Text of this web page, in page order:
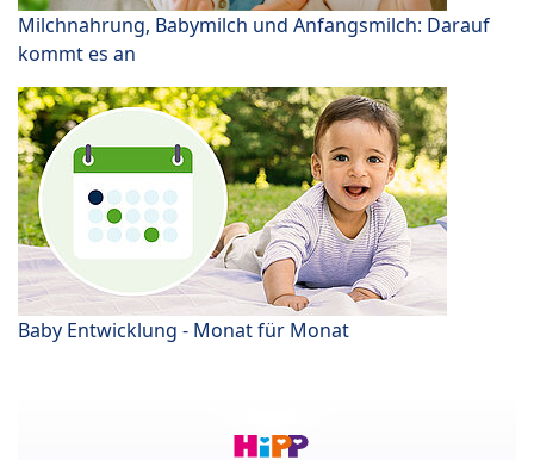
Milchnahrung, Babymilch und Anfangsmilch: Darauf
kommt es an
Baby Entwicklung - Monat für Monat